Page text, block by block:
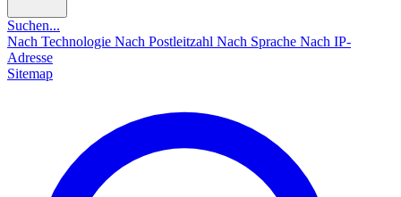
Suchen...
Nach Technologie Nach Postleitzahl Nach Sprache Nach IP-
Adresse
Sitemap